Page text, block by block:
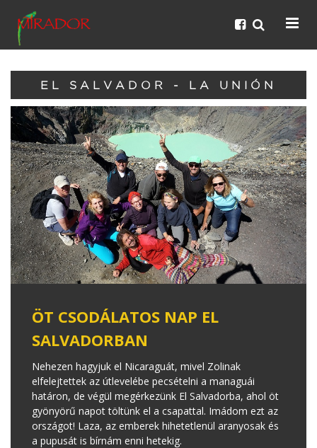
EL SALVADOR - LA UNIÓN
ÖT CSODÁLATOS NAP EL
SALVADORBAN
Nehezen hagyjuk el Nicaraguát, mivel Zolinak
elfelejtettek az útlevelébe pecsételni a managuái
határon, de végül megérkezünk El Salvadorba, ahol öt
gyönyörű napot töltünk el a csapattal. Imádom ezt az
országot! Laza, az emberek hihetetlenül aranyosak és
a pupusát is bírnám enni hetekig.